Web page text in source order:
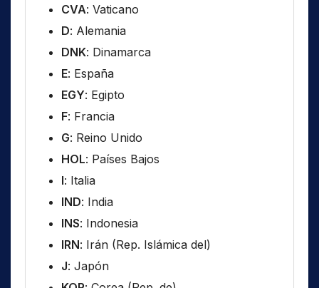
CVA: Vaticano
D: Alemania
DNK: Dinamarca
E: España
EGY: Egipto
F: Francia
G: Reino Unido
HOL: Países Bajos
I: Italia
IND: India
INS: Indonesia
IRN: Irán (Rep. Islámica del)
J: Japón